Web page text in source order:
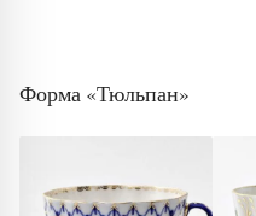
Форма «Тюльпан»